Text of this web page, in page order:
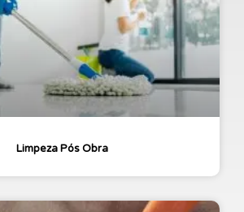
Limpeza Pós Obra